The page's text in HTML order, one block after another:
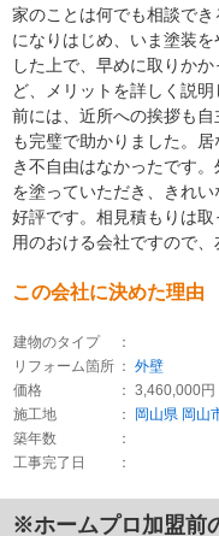
家のことは何でも相談で
になりはじめ、いま塗装
した上で、早めに取りか
ど、メリットを詳しく説
前には、近所への挨拶も
も完璧で助かりました。
き不自由はなかったです
を塗っていただき、きれ
好評です。相見積もりは
用のおける会社ですので
この会社に決めた理由
建物のタイプ
：
リフォーム箇所 ： 外壁
価格
： 3,460,000円
施工地
： 岡山県 岡山
築年数
：
工事完了日
：
※ホームプロ加盟前